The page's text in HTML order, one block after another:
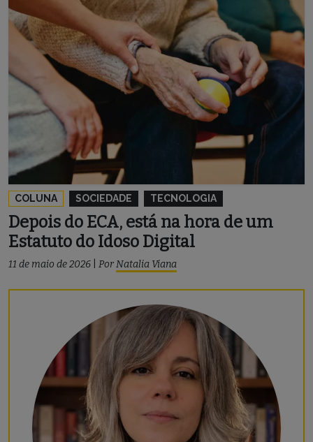
COLUNA SOCIEDADE TECNOLOGIA
Depois do ECA, está na hora de um
Estatuto do Idoso Digital
11 de maio de 2026 PorNatalia Viana